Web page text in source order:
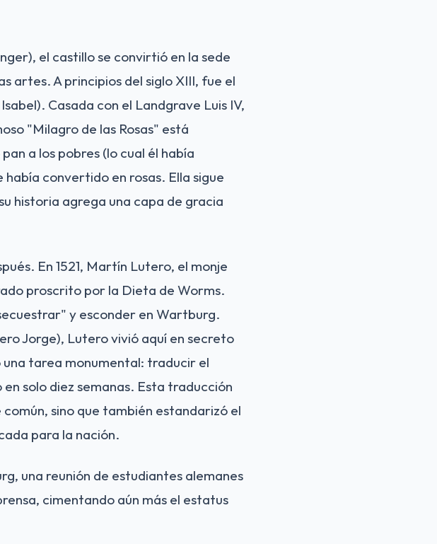
el castillo se convirtió en la sede
artes. A principios del siglo XIII, fue el
Casada con el Landgrave Luis IV,
"Milagro de las Rosas" está
a los pobres (lo cual él había
convertido en rosas. Ella sigue
historia agrega una capa de gracia
En 1521, Martín Lutero, el monje
proscrito por la Dieta de Worms.
y esconder en Wartburg.
Jorge), Lutero vivió aquí en secreto
tarea monumental: traducir el
solo diez semanas. Esta traducción
sino que también estandarizó el
para la nación.
una reunión de estudiantes alemanes
cimentando aún más el estatus